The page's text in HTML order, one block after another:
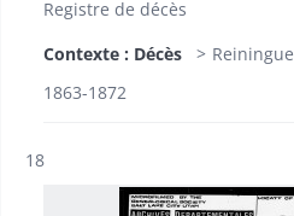
Registre de décès
Contexte : Décès
Reiningue
1863-1872
Résultat n°
18